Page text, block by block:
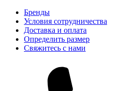
Бренды
Условия сотрудничества
Доставка и оплата
Определить размер
Свяжитесь с нами